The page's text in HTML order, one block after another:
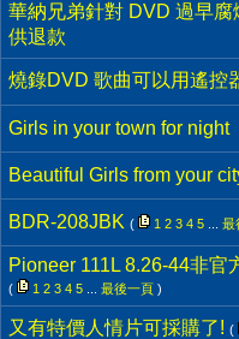
華納兄弟針對 DVD 過早
供退款
燒錄DVD 歌曲可以用遙控
Girls in your town for night
Beautiful Girls from your
BDR-208JBK ( 1 2 3 4 5 最
Pioneer 111L 8.26-44非官
( 1 2 3 4 5 最後一頁 )
又有特價人情片可採購了! (